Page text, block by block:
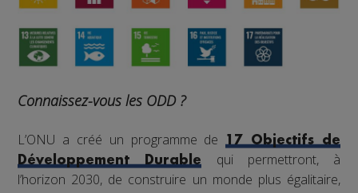
Connaissez-vous les ODD ?
L’ONU a créé un programme de17 Objectifs de
Développement Durable
qui permettront, à
l’horizon 2030, de construire un monde plus égalitaire,